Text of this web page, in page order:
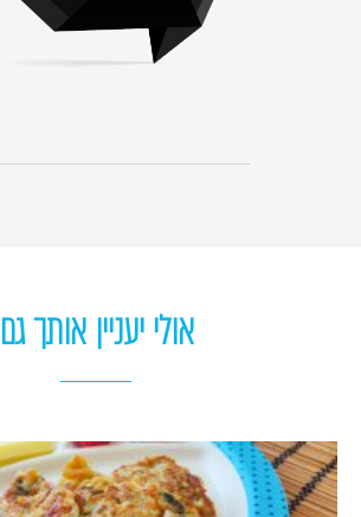
אולי יעניין אותך גם